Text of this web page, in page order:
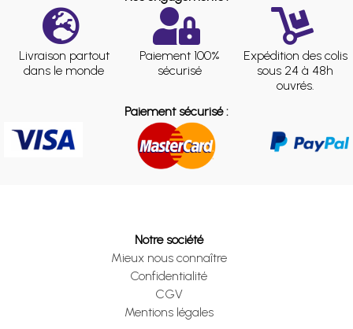
Livraison partout
dans le monde
Paiement 100%
sécurisé
Expédition des colis
sous 24 à 48h
ouvrés.
Paiement sécurisé :
Notre société
Mieux nous connaître
Confidentialité
CGV
Mentions légales